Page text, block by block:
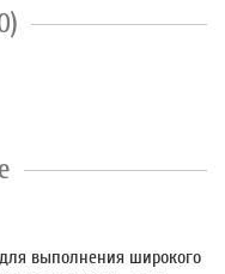
выполнения широкого